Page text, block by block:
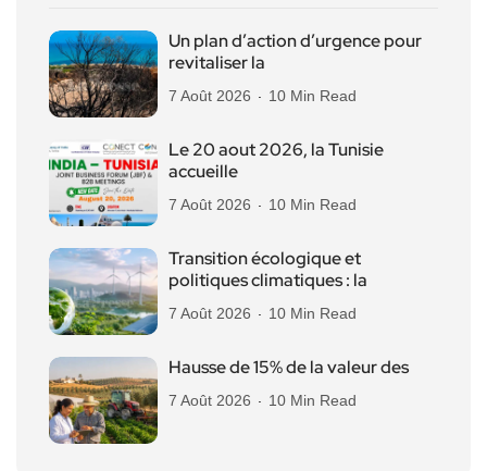
Un plan d’action d’urgence pour
revitaliser la
7 Août 2026 10 Min Read
Le 20 aout 2026, la Tunisie
accueille
7 Août 2026 10 Min Read
Transition écologique et
politiques climatiques : la
7 Août 2026 10 Min Read
Hausse de 15% de la valeur des
7 Août 2026 10 Min Read